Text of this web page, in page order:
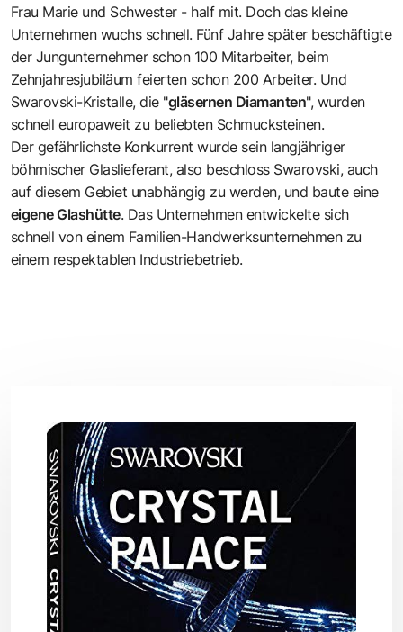
Frau Marie und Schwester - half mit. Doch das kleine
Unternehmen wuchs schnell. Fünf Jahre später beschäftigte
der Jungunternehmer schon 100 Mitarbeiter, beim
Zehnjahresjubiläum feierten schon 200 Arbeiter. Und
Swarovski-Kristalle, die "gläsernen Diamanten", wurden
schnell europaweit zu beliebten Schmucksteinen.
Der gefährlichste Konkurrent wurde sein langjähriger
böhmischer Glaslieferant, also beschloss Swarovski, auch
auf diesem Gebiet unabhängig zu werden, und baute eine
eigene Glashütte. Das Unternehmen entwickelte sich
schnell von einem Familien-Handwerksunternehmen zu
einem respektablen Industriebetrieb.